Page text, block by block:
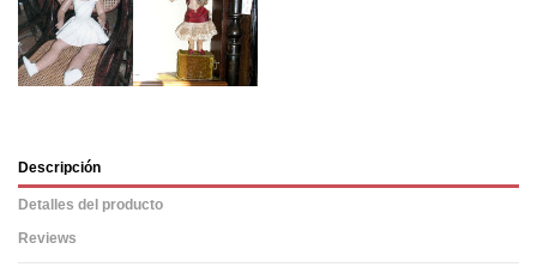
Descripción
Detalles del producto
Reviews